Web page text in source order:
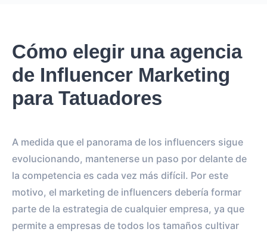
Cómo elegir una agencia
de Influencer Marketing
para Tatuadores
A medida que el panorama de los influencers sigue
evolucionando, mantenerse un paso por delante de
la competencia es cada vez más difícil. Por este
motivo, el marketing de influencers debería formar
parte de la estrategia de cualquier empresa, ya que
permite a empresas de todos los tamaños cultivar